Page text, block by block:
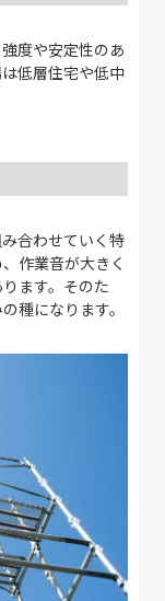
度や安定性のあ
低層住宅や低中
合わせていく特
作業音が大きく
ます。そのた
種になります。